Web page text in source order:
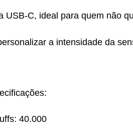
C, ideal para quem não
a intensidade da
40.000